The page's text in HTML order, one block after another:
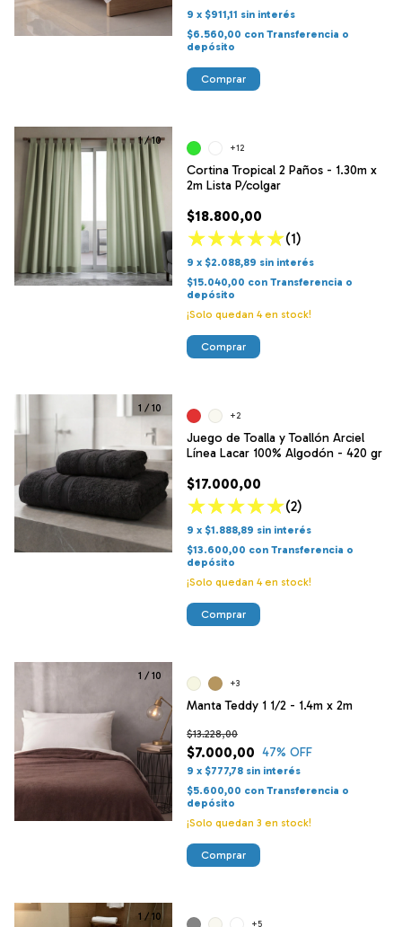
9 x $911,11 sin interés
$6.560,00 con Transferencia o
depósito
Comprar
1/10
Cortina Tropical 2 Paños - 1.30m x
2m Lista P/colgar
$18.800,00
(1)
9 x $2.088,89 sin interés
$15.040,00 con Transferencia o
depósito
¡Solo quedan 4en stock!
+12
Comprar
1 / 10
Juego de Toalla y Toallón Arciel
Línea Lacar 100% Algodón - 420 gr
$17.000,00
(2)
9 x $1.888,89 sin interés
$13.600,00 con Transferencia o
depósito
¡Solo quedan 4en stock!
+2
Comprar
1 /10
Manta Teddy 1 1/2 - 1.4m x 2m
$7.000,00
$13.228,00
47% OFF
9 x $777,78 sin interés
$5.600,00 con Transferencia o
depósito
¡Solo quedan 3 en stock!
+3
Comprar
1 / 10
+5